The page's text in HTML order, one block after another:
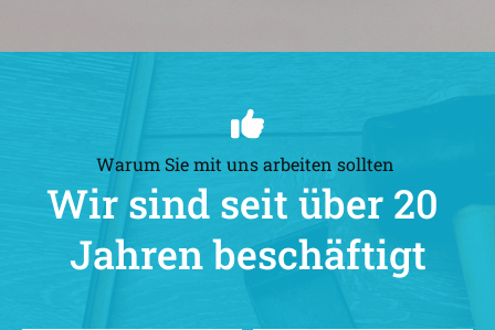
Warum Sie mit uns arbeiten sollten
Wir sind seit über 20
Jahren beschäftigt